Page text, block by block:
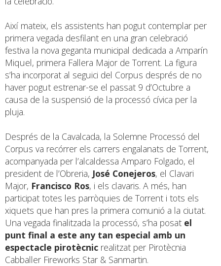
Així mateix, els assistents han pogut contemplar per
primera vegada desfilant en una gran celebració
festiva la nova geganta municipal dedicada a Amparín
Miquel, primera Fallera Major de Torrent. La figura
s’ha incorporat al seguici del Corpus després de no
haver pogut estrenar-se el passat 9 d’Octubre a
causa de la suspensió de la processó cívica per la
pluja.
Després de la Cavalcada, la Solemne Processó del
Corpus va recórrer els carrers engalanats de Torrent,
acompanyada per l’alcaldessa Amparo Folgado, el
president de l’Obreria, José Conejeros, el Clavari
Major, Francisco Ros, i els clavaris. A més, han
participat totes les parròquies de Torrent i tots els
xiquets que han pres la primera comunió a la ciutat.
Una vegada finalitzada la processó, s’ha posat el
punt final a este any tan especial amb un
espectacle pirotècnic realitzat per Pirotècnia
Cabballer Fireworks Star & Sanmartin.